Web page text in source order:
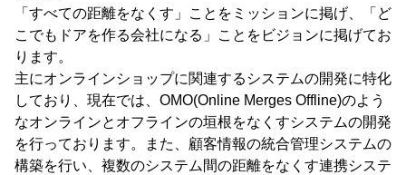
「すべての距離をなくす」ことをミッションに掲げ、「ど
こでもドアを作る会社になる」ことをビジョンに掲げてお
ります。
主にオンラインショップに関連するシステムの開発に特化
しており、現在では、OMO(Online Merges Offline)のよう
なオンラインとオフラインの垣根をなくすシステムの開発
を行っております。また、顧客情報の統合管理システムの
構築を行い、複数のシステム間の距離をなくす連携システ